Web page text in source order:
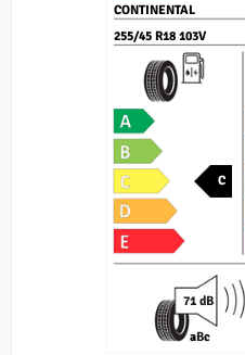
255/45 R18 103V
CONTINENTAL
C
71 dB
aBc